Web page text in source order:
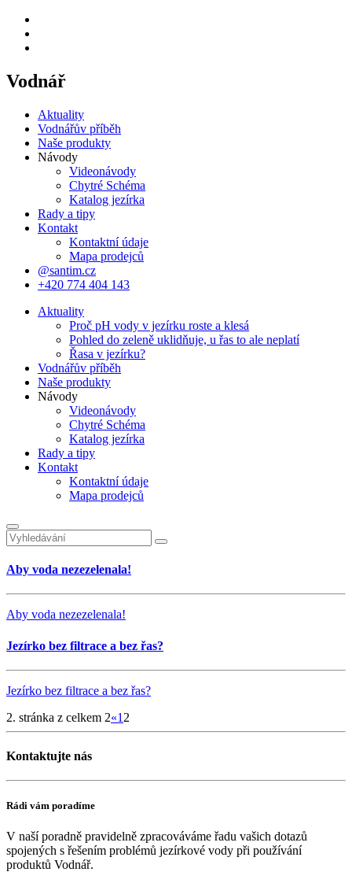
Vodnář
Aktuality
Vodnářův příběh
Naše produkty
Návody
Videonávody
Chytré Schéma
Katalog jezírka
Rady a tipy
Kontakt
Kontaktní údaje
Mapa prodejců
@santim.cz
+420 774 404 143
Aktuality
Proč pH vody v jezírku roste a klesá
Pohled do zeleně uklidňuje, u řas to ale neplatí
Řasa v jezírku?
Vodnářův příběh
Naše produkty
Návody
Videonávody
Chytré Schéma
Katalog jezírka
Rady a tipy
Kontakt
Kontaktní údaje
Mapa prodejců
Aby voda nezezelenala!
Aby voda nezezelenala!
Jezírko bez filtrace a bez řas?
Jezírko bez filtrace a bez řas?
2. stránka z celkem 2«1 2
Kontaktujte nás
Rádi vám poradíme
V naší poradně pravidelně zpracováváme řadu vašich dotazů
spojených s řešením problémů jezírkové vody při používání
produktů Vodnář.